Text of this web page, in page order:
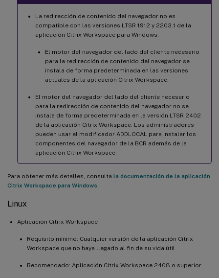
La redirección de contenido del navegador no es
compatible con las versiones LTSR 1912 y 2203.1 de la
aplicación Citrix Workspace para Windows.
El motor del navegador del lado del cliente necesario
para la redirección de contenido del navegador se
instala de forma predeterminada en las versiones
actuales de la aplicación Citrix Workspace.
El motor del navegador del lado del cliente necesario
para la redirección de contenido del navegador no se
instala de forma predeterminada en la versión LTSR 2402
de la aplicación Citrix Workspace. Los administradores
pueden usar el modificador ADDLOCAL para instalar los
componentes del navegador de la BCR además de la
aplicación Citrix Workspace.
Para obtener más detalles, consulta la documentación de la aplicación
Citrix Workspace para Windows.
Linux
Aplicación Citrix Workspace
Requisito mínimo: Cualquier versión de la aplicación Citrix
Workspace que no haya llegado al fin de su vida útil
Recomendado: Aplicación Citrix Workspace 2408 o superior